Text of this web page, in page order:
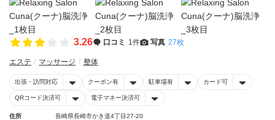
3.26 口コミ 1件 写真 27枚
エステ マッサージ 整体
出張・訪問対応 クーポン有 駐車場有 カード可
QRコード決済可 電子マネー決済可
住所
長崎県長崎市かき道4丁目27-20